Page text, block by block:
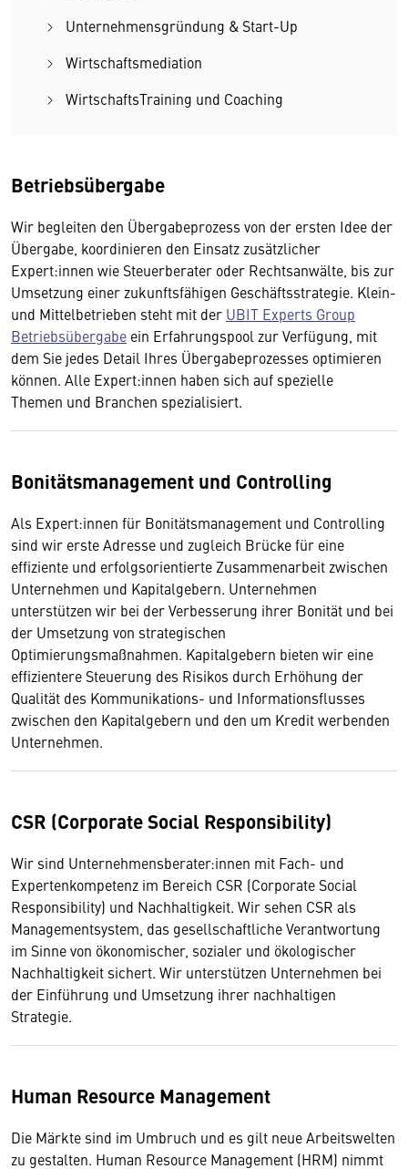
Unternehmensgründung & Start-Up
Wirtschaftsmediation
WirtschaftsTraining und Coaching
Betriebsübergabe
Wir begleiten den Übergabeprozess von der ersten Idee der
Übergabe, koordinieren den Einsatz zusätzlicher
Expert:innen wie Steuerberater oder Rechtsanwälte, bis zur
Umsetzung einer zukunftsfähigen Geschäftsstrategie. Klein-
und Mittelbetrieben steht mit der UBIT Experts Group
Betriebsübergabe ein Erfahrungspool zur Verfügung, mit
dem Sie jedes Detail Ihres Übergabeprozesses optimieren
können. Alle Expert:innen haben sich auf spezielle
Themen und Branchen spezialisiert.
Bonitätsmanagement und Controlling
Als Expert:innen für Bonitätsmanagement und Controlling
sind wir erste Adresse und zugleich Brücke für eine
effiziente und erfolgsorientierte Zusammenarbeit zwischen
Unternehmen und Kapitalgebern. Unternehmen
unterstützen wir bei der Verbesserung ihrer Bonität und bei
der Umsetzung von strategischen
Optimierungsmaßnahmen. Kapitalgebern bieten wir eine
effizientere Steuerung des Risikos durch Erhöhung der
Qualität des Kommunikations- und Informationsflusses
zwischen den Kapitalgebern und den um Kredit werbenden
Unternehmen.
CSR (Corporate Social Responsibility)
Wir sind Unternehmensberater:innen mit Fach- und
Expertenkompetenz im Bereich CSR (Corporate Social
Responsibility) und Nachhaltigkeit. Wir sehen CSR als
Managementsystem, das gesellschaftliche Verantwortung
im Sinne von ökonomischer, sozialer und ökologischer
Nachhaltigkeit sichert. Wir unterstützen Unternehmen bei
der Einführung und Umsetzung ihrer nachhaltigen
Strategie.
Human Resource Management
Die Märkte sind im Umbruch und es gilt neue Arbeitswelten
zu gestalten. Human Resource Management (HRM) nimmt